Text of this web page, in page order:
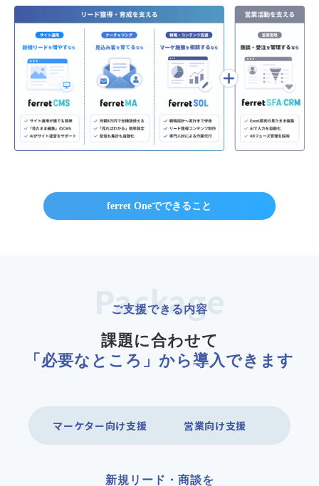
ferret Oneでできること
Package
課題に合わせて
「必要なところ」から導入できます
ご支援できる内容
マーケター向け支援 営業向け支援
新規リード・商談を